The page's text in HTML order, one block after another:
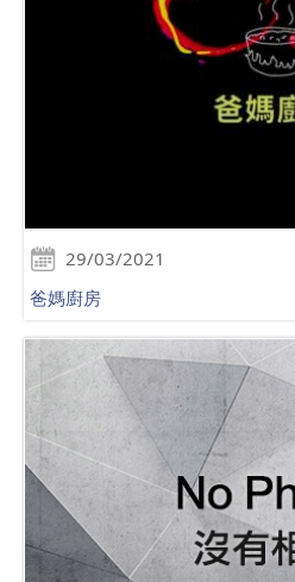
29/03/2021
爸媽廚房